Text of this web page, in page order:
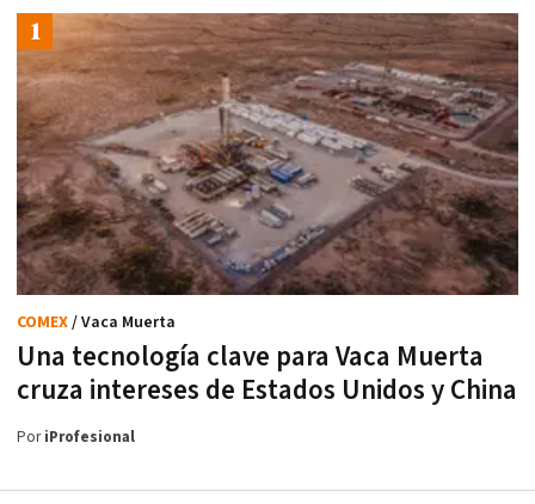
Una tecnología clave para Vaca Muerta
cruza intereses de Estados Unidos y China
COMEX/ Vaca Muerta
PoriProfesional